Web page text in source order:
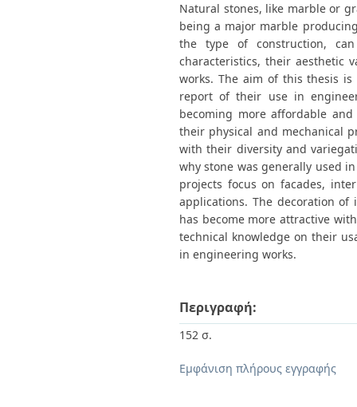
Natural stones, like marble or
being a major marble
the type of construction,
characteristics, their aesthetic
works. The aim of this thesis
report of their use in
becoming more affordable
their physical and mechanical
with their diversity and
why stone was generally used
projects focus on facades,
applications. The decoration of
has become more attractive
technical knowledge on their
in engineering works.
Περιγραφή:
152 σ.
Εμφάνιση πλήρους εγγραφής